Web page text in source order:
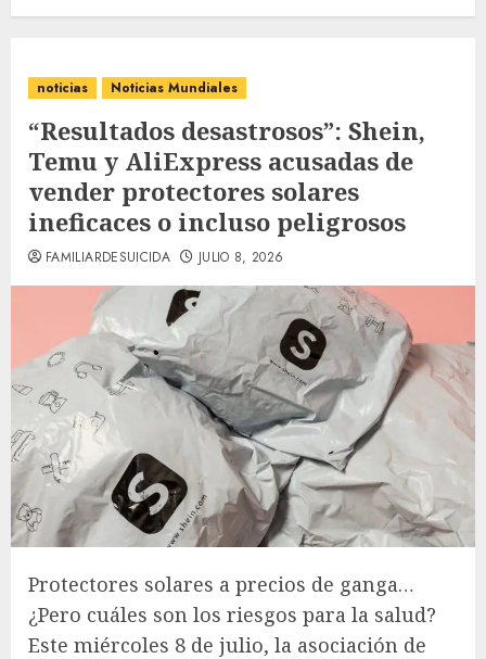
noticias Noticias Mundiales
“Resultados desastrosos”: Shein,
Temu y AliExpress acusadas de
vender protectores solares
ineficaces o incluso peligrosos
FAMILIARDESUICIDA JULIO 8, 2026
Protectores solares a precios de ganga…
¿Pero cuáles son los riesgos para la salud?
Este miércoles 8 de julio, la asociación de